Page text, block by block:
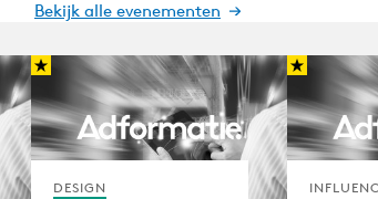
Bekijk alle evenementen
DESIGN